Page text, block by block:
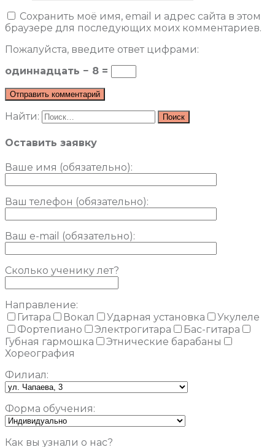
Сохранить моё имя, email и адрес сайта в этом
браузере для последующих моих комментариев.
Пожалуйста, введите ответ цифрами:
одиннадцать − 8 =
Найти:
Оставить заявку
Ваше имя (обязательно):
Ваш телефон (обязательно):
Ваш e-mail (обязательно):
Сколько ученику лет?
Направление:
Гитара
Вокал Ударная установка
Укулеле
Фортепиано
Электрогитара
Бас-гитара
Губная гармошка
Этнические барабаны
Хореография
Филиал:
Форма обучения:
Как вы узнали о нас?